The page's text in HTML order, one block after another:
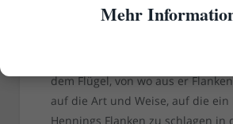
Freiheiten der Welt, um die
dem Flügel, von wo aus er
auf die Art und Weise, auf die ein
Hennings Flanken zu schlagen in
Mehr